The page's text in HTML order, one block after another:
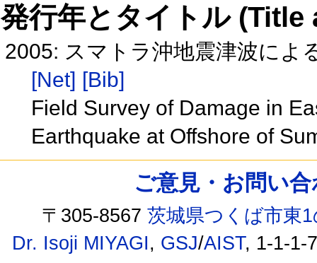
発行年とタイトル
2005: スマトラ沖地震津波によ
[Net] [Bib]
Field Survey of Damage in
Earthquake at Offshore of
ご意見・お問い
〒305-8567茨城県つくば市東
Dr. Isoji MIYAGI, GSJ/AIST, 1-1-1-